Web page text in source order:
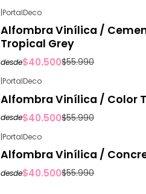
|PortalDeco
Alfombra Vinílica /
Tropical Grey
desde$40.500$55.990
|PortalDeco
Alfombra Vinílica / Color
desde$40.500$55.990
|PortalDeco
Alfombra Vinílica /
desde$40.500$55.990